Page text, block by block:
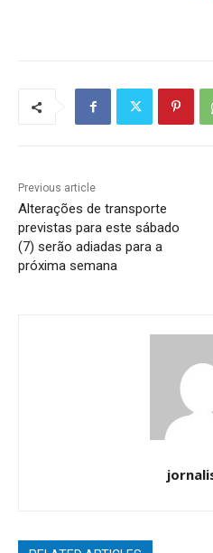
Previous article
Alterações de transporte
previstas para este sábado
(7) serão adiadas para a
próxima semana